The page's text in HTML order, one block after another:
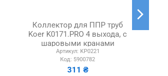
Коллектор для ППР труб
Koer K0171.PRO 4 выхода, с
шаровыми кранами
Артикул: KP0221
Код: 5900782
311 ₴